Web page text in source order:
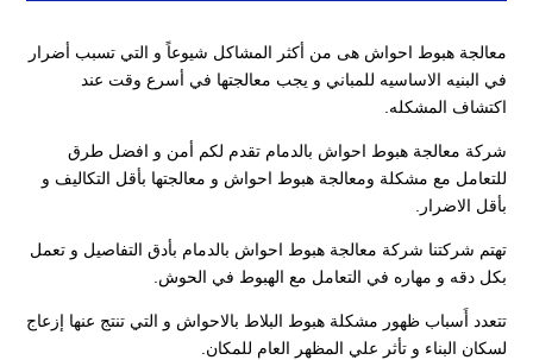
معالجة هبوط احواش هى من أكثر المشاكل شيوعاً و التي تسبب أضرار
في البنيه الاساسيه للمباني و يجب معالجتها في أسرع وقت عند
اكتشاف المشكله.
شركة معالجة هبوط احواش بالدمام تقدم لكم أمن و افضل طرق
للتعامل مع مشكلة ومعالجة هبوط احواش و معالجتها بأقل التكاليف و
بأقل الاضرار.
تهتم شركتنا شركة معالجة هبوط احواش بالدمام بأدق التفاصيل و تعمل
بكل دقه و مهاره في التعامل مع الهبوط في الحوش.
تتعدد أَسباب ظهور مشكلة هبوط البلاط بالاحواش و التي تنتج عنها إزعاج
لسكان البناء و تأثر علي المظهر العام للمكان.